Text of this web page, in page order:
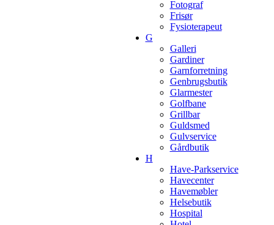
Fotograf
Frisør
Fysioterapeut
G
Galleri
Gardiner
Garnforretning
Genbrugsbutik
Glarmester
Golfbane
Grillbar
Guldsmed
Gulvservice
Gårdbutik
H
Have-Parkservice
Havecenter
Havemøbler
Helsebutik
Hospital